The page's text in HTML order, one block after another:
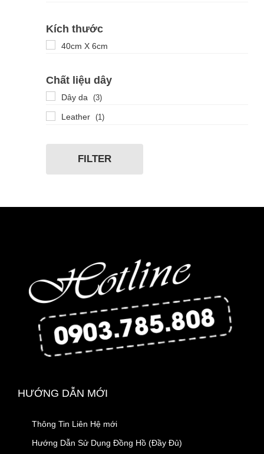
Kích thước
40cm X 6cm
Chất liệu dây
Dây da (3)
Leather (1)
FILTER
HƯỚNG DẪN MỚI
Thông Tin Liên Hệ mới
Hướng Dẫn Sử Dụng Đồng Hồ (Đầy Đủ)